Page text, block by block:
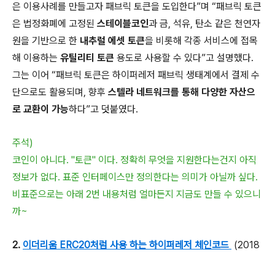
은 이용사례를 만들고자 패브릭 토큰을 도입한다”며 “패브릭 토큰
은 법정화폐에 고정된 스테이블코인과 금, 석유, 탄소 같은 천연자
원을 기반으로 한 내추럴 에셋 토큰을 비롯해 각종 서비스에 접목
해 이용하는 유틸리티 토큰 용도로 사용할 수 있다”고 설명했다.
그는 이어 “패브릭 토큰은 하이퍼레저 패브릭 생태계에서 결제 수
단으로도 활용되며, 향후 스텔라 네트워크를 통해 다양한 자산으
로 교환이 가능하다”고 덧붙였다.
주석)
코인이 아니다. "토큰" 이다. 정확히 무엇을 지원한다는건지 아직
정보가 없다. 표준 인터페이스만 정의한다는 의미가 아닐까 싶다.
비표준으로는 아래 2번 내용처럼 얼마든지 지금도 만들 수 있으니
까~
2. 이더리움 ERC20처럼 사용 하는 하이퍼레저 체인코드 (2018